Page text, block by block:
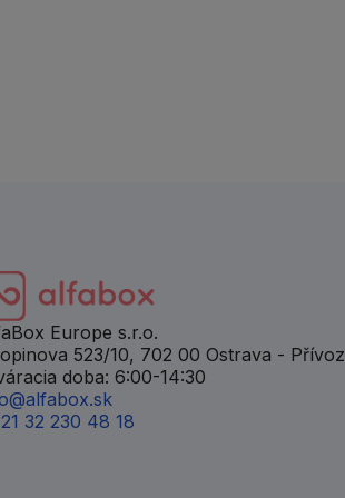
Europe s.r.o.
523/10, 702 00 Ostrava - Přívoz
doba: 6:00-14:30
32 230 48 18